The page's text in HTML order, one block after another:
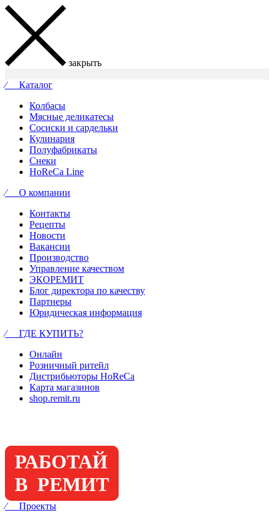
закрыть
⁄ Каталог
Колбасы
Мясные деликатесы
Сосиски и сардельки
Кулинария
Полуфабрикаты
Снеки
HoReCa Line
⁄ О компании
Контакты
Рецепты
Новости
Вакансии
Производство
Управление качеством
ЭКОРЕМИТ
Блог директора по качеству
Партнеры
Юридическая информация
⁄ ГДЕ КУПИТЬ?
Онлайн
Розничный ритейл
Дистрибьюторы HoReCa
Карта магазинов
shop.remit.ru
РАБОТАЙ
В РЕМИТ
⁄ Проекты